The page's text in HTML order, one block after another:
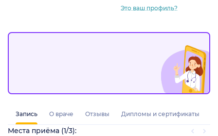
Это ваш профиль?
Запись О враче Отзывы Дипломы и сертификаты
Места приёма (1/3):